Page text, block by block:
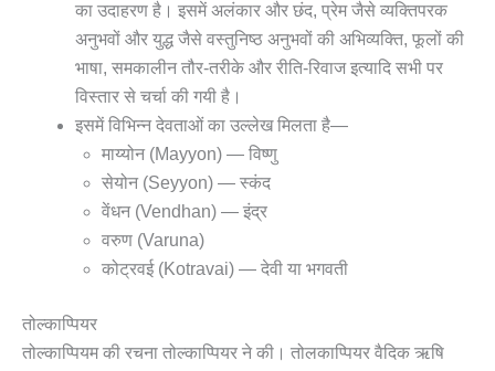
का उदाहरण है। इसमें अलंकार और छंद, प्रेम जैसे व्यक्तिपरक
अनुभवों और युद्ध जैसे वस्तुनिष्ठ अनुभवों की अभिव्यक्ति, फूलों की
भाषा, समकालीन तौर-तरीके और रीति-रिवाज इत्यादि सभी पर
विस्तार से चर्चा की गयी है।
इसमें विभिन्न देवताओं का उल्लेख मिलता है—
माय्योन (Mayyon) — विष्णु
सेयोन (Seyyon) — स्कंद
वेंधन (Vendhan) — इंद्र
वरुण (Varuna)
कोट्रवई (Kotravai) — देवी या भगवती
तोल्काप्पियर
तोल्काप्पियम की रचना तोल्काप्पियर ने की। तोलकाप्पियर वैदिक ऋषि